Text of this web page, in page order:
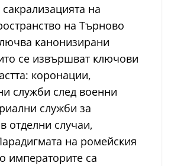
на
на Търново
канонизирани
се извършват ключови
коронации,
служби след военни
служби за
отделни случаи,
на ромейския
императорите са